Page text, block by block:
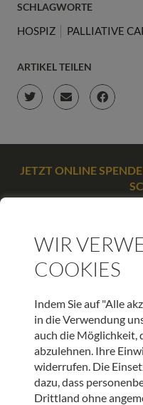
SCHLAGWORTE
HOSPIZ PALLIATIVE
ARTIKEL TEILEN
JETZT ONLINE
HOSPIZ WELTWEIT
Sterbeverfügung und
Perspektive von
Österreichischen
WIR
COOKIES
Indem Sie auf "Alle
in die Verwendung
auch die Möglichkeit,
abzulehnen. Ihre
widerrufen. Die
dazu, dass
Drittland ohne